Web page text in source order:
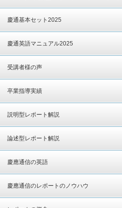
慶通基本セット2025
慶通英語マニュアル2025
受講者様の声
卒業指導実績
説明型レポート解説
論述型レポート解説
慶應通信の英語
慶應通信のレポートのノウハウ